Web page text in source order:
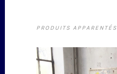
PRODUITS APPARENTÉS